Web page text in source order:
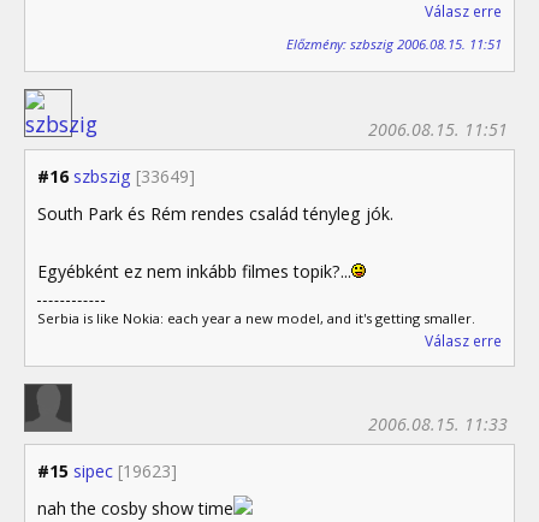
Válasz erre
Előzmény: szbszig 2006.08.15. 11:51
#16 szbszig [33649]
2006.08.15. 11:51
South Park és Rém rendes család tényleg jók.
Egyébként ez nem inkább filmes topik?...
Serbia is like Nokia: each year a new model, and it's getting smaller.
Válasz erre
#15 sipec [19623]
2006.08.15. 11:33
nah the cosby show time